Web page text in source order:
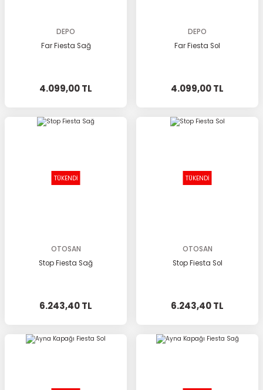
DEPO
Far Fiesta Sağ
4.099,00 TL
DEPO
Far Fiesta Sol
4.099,00 TL
TÜKENDİ
OTOSAN
Stop Fiesta Sağ
6.243,40 TL
TÜKENDİ
OTOSAN
Stop Fiesta Sol
6.243,40 TL